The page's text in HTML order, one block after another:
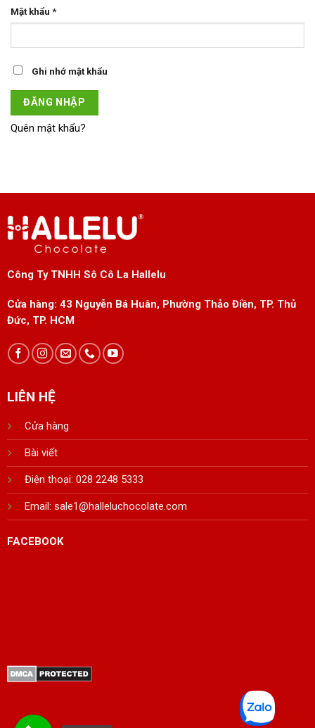
Mật khẩu *
Ghi nhớ mật khẩu
ĐĂNG NHẬP
Quên mật khẩu?
Công Ty TNHH Sô Cô La Hallelu
Cửa hàng: 43 Nguyễn Bá Huân, Phường Thảo Điền, TP. Thủ
Đức, TP. HCM
LIÊN HỆ
Cửa hàng
Bài viết
Điện thoại: 028 2248 5333
Email: sale1@halleluchocolate.com
FACEBOOK